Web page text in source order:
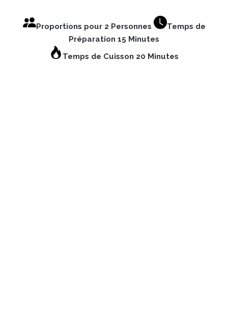
Proportions pour 2 Personnes
Temps de
Préparation 15 Minutes
Temps de Cuisson 20 Minutes